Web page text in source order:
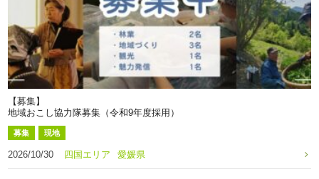
【募集】
地域おこし協力隊募集（令和9年度採用）
募集 現地
2026/10/30 四国エリア 愛媛県